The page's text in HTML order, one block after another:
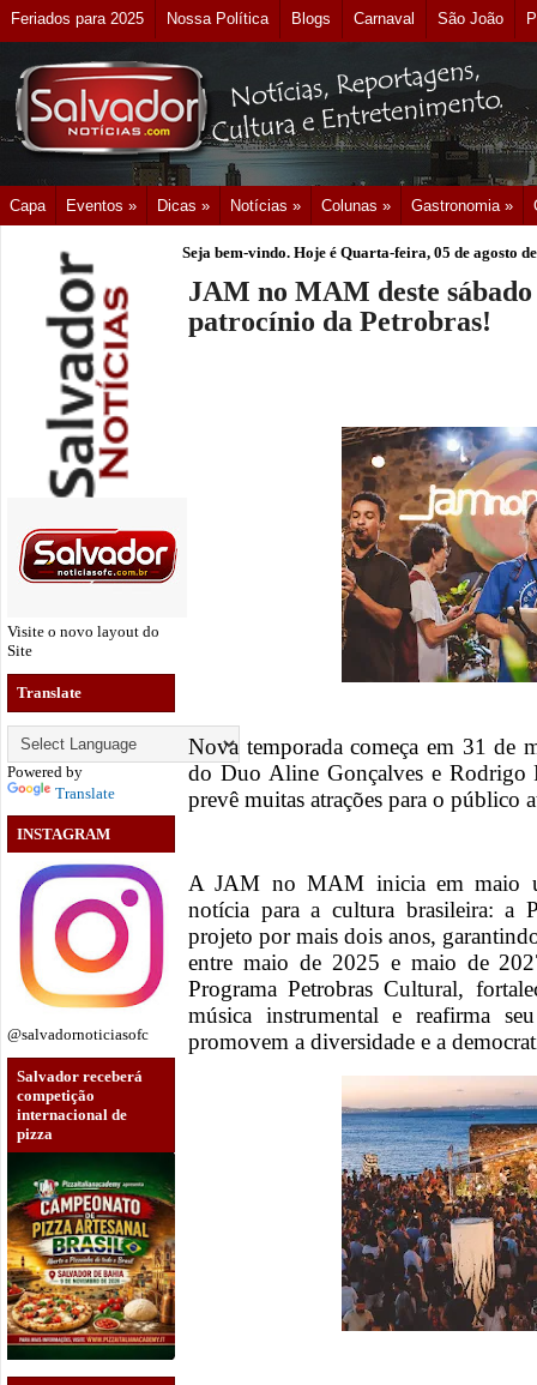
Feriados para 2025 Nossa Política Blogs Carnaval São João
Capa Eventos » Dicas » Notícias » Colunas » Gastronomia »
Visite o novo layout do
Site
Translate
Powered by
Translate
INSTAGRAM
@salvadornoticiasofc
Salvador receberá
competição
internacional de
pizza
Seja bem-vindo. Hoje é Quarta-feira, 05 de agosto
JAM no MAM deste
patrocínio da Petrobras!
Nova temporada começa em 31 de
do Duo Aline Gonçalves e Rodrigo
prevê muitas atrações para o público
A JAM no MAM inicia em maio
notícia para a cultura brasileira: a
projeto por mais dois anos,
entre maio de 2025 e maio de
Programa Petrobras Cultural,
música instrumental e reafirma
promovem a diversidade e a